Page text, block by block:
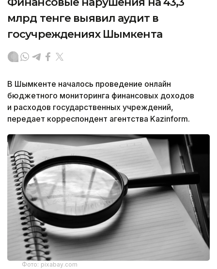
млрд тенге выявил аудит в
госучреждениях Шымкента
В Шымкенте началось проведение онлайн
бюджетного мониторинга финансовых доходов
и расходов государственных учреждений,
передает корреспондент агентства Kazinform.
Фото: pixabay.com